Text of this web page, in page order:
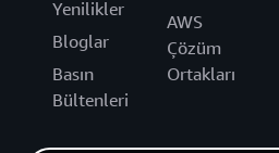
Yenilikler
Bloglar
Basın
Bültenleri
AWS
Çözüm
Ortakları